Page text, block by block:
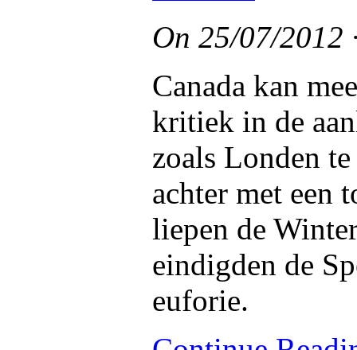
On 25/07/2012
Canada kan
kritiek in de
zoals Londen
achter met een
liepen de
eindigden de
euforie.